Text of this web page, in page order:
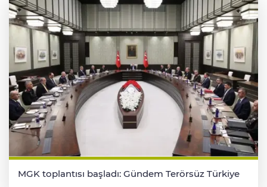
MGK toplantısı başladı: Gündem Terörsüz Türkiye